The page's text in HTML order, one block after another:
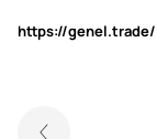
https://genel.trade/